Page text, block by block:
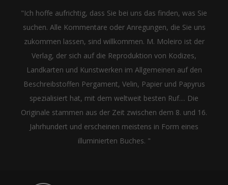
"Ich hoffe aufrichtig, dass Sie bei uns das finden, was Sie
suchen. Alle Kommentare oder Anregungen, die Sie uns
zukommen lassen, sind willkommen. M. Moleiro ist der
Verlag, der sich auf die Reproduktion von Kodizes,
Landkarten und Kunstwerken im Allgemeinen auf den
Beschreibstoffen Pergament, Velin, Papier und Papyrus
spezialisiert hat, mit dem weltweit besten Ruf.... Die
Originale stammen aus der Zeit zwischen dem 8. und 16.
Jahrhundert und erscheinen meistens in Form eines
illuminierten Buches. "